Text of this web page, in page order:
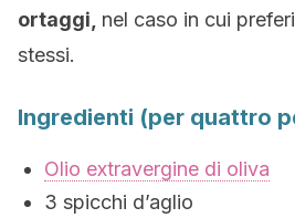
ortaggi, nel caso in cui
stessi.
Ingredienti (per quattro
Olio extravergine di oliva
3 spicchi d’aglio